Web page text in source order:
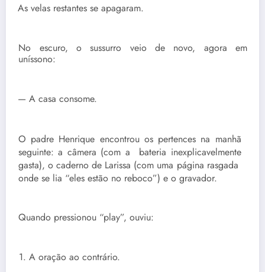
As velas restantes se apagaram.
No escuro, o sussurro veio de novo, agora em
uníssono:
— A casa consome.
O padre Henrique encontrou os pertences na manhã
seguinte: a câmera (com a bateria inexplicavelmente
gasta), o caderno de Larissa (com uma página rasgada
onde se lia “eles estão no reboco”) e o gravador.
Quando pressionou “play”, ouviu:
1. A oração ao contrário.